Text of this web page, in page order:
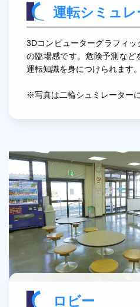
運転シミュレ
3Dコンピューターグラフィ
の臨場感です。危険予測など
運転知識を身につけられます。
※写真は二輪シュミレーターに
ロビー